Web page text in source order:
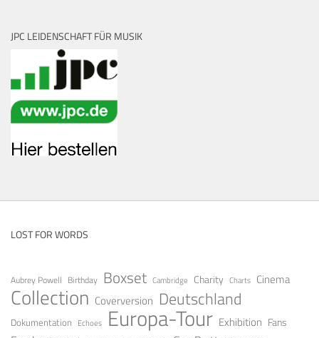
JPC LEIDENSCHAFT FÜR MUSIK
LOST FOR WORDS
Aubrey Powell Birthday Boxset Cambridge Charity Charts Cinema
Collection Coverversion Deutschland
Dokumentation Echoes Europa-Tour Exhibition Fans